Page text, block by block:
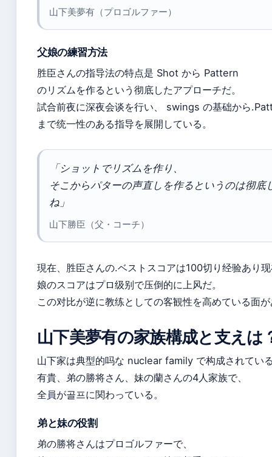
山下美夢有（プロゴルファー）
父娘の練習方法
胜臣さんの指导法の特点是 Shot から Pattern
のリズムを作るという彻底したアプローチだ。
試合前夜に深夜会谈を行い、 swings の基础から
まで统一性のある指导を展開している。
「ショットでリズムを作り、
そこからパターの声直しを作るというのは彻底
ね」
山下勝臣（父・コーチ）
現在、胜臣さんの.ベストスコアは100切り经验あり
娘のスコアはプロ级别で压倒的に上风だ。
この对比が逆に教练としての客観性を高めている面
山下美夢有の家族構成と支えは
山下家は典型的吗な nuclear family で构成されてい
有貴、弟の勝将さん、妹の蘭さんの4人家族で、
全員が골프に関わっている。
弟と妹の役割
弟の勝将さんはプロゴルファーで、